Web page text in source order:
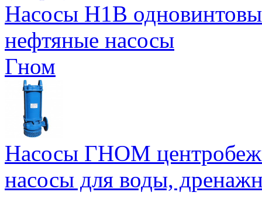
Насосы Н1В
нефтяные насосы
Гном
Насосы ГНОМ
насосы для воды,